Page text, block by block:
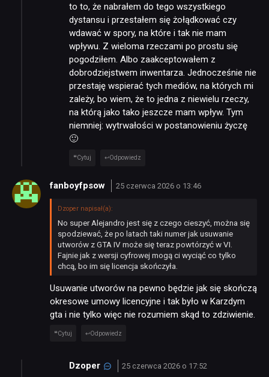
to to, że nabrałem do tego wszystkiego
dystansu i przestałem się żołądkować czy
wdawać w spory, na które i tak nie mam
wpływu. Z wieloma rzeczami po prostu się
pogodziłem. Albo zaakceptowałem z
dobrodziejstwem inwentarza. Jednocześnie nie
przestaję wspierać tych mediów, na których mi
zależy, bo wiem, że to jedna z niewielu rzeczy,
na którą jako tako jeszcze mam wpływ. Tym
niemniej: wytrwałości w postanowieniu życzę
🙂
Cytuj Odpowiedz
fanboyfpsow 25 czerwca 2026 o 13:46
Dzoper napisał(a):
No super Alejandro jest się z czego cieszyć, można się
spodziewać, że po latach taki numer jak usuwanie
utworów z GTA IV może się teraz powtórzyć w VI.
Fajnie jak z wersji cyfrowej mogą ci wyciąć co tylko
chcą, bo im się licencja skończyła.
Usuwanie utworów na pewno będzie jak się skończą
okresowe umowy licencyjne i tak było w Karzdym
gta i nie tylko więc nie rozumiem skąd to zdziwienie.
Cytuj Odpowiedz
Dzoper 25 czerwca 2026 o 17:52